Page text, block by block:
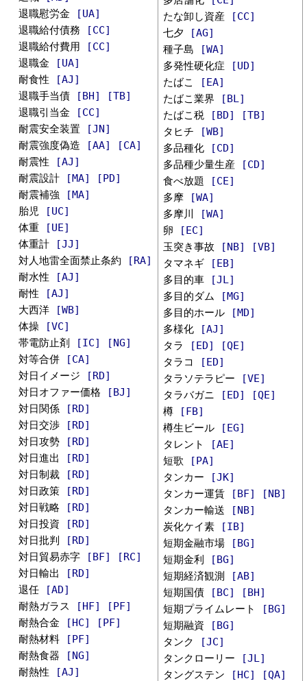
退職慰労金
[UA]
退職給付債務
[CC]
退職給付費用
[CC]
退職金
[UA]
耐食性
[AJ]
退職手当債
[BH]
[TB]
退職引当金
[CC]
耐震安全装置
[JN]
耐震強度偽造
[AA]
[CA]
耐震性
[AJ]
耐震設計
[MA]
[PD]
耐震補強
[MA]
胎児
[UC]
体重
[UE]
体重計
[JJ]
対人地雷全面禁止条約
[RA]
耐水性
[AJ]
耐性
[AJ]
大西洋
[WB]
体操
[VC]
帯電防止剤
[IC]
[NG]
対等合併
[CA]
対日イメージ
[RD]
対日オファー価格
[BJ]
対日関係
[RD]
対日交渉
[RD]
対日攻勢
[RD]
対日進出
[RD]
対日制裁
[RD]
対日政策
[RD]
対日戦略
[RD]
対日投資
[RD]
対日批判
[RD]
対日貿易赤字
[BF]
[RC]
対日輸出
[RD]
退任
[AD]
耐熱ガラス
[HF]
[PF]
耐熱合金
[HC]
[PF]
耐熱材料
[PF]
耐熱食器
[NG]
耐熱性
[AJ]
たな卸し資産
[CC]
七夕
[AG]
種子島
[WA]
多発性硬化症
[UD]
たばこ
[EA]
たばこ業界
[BL]
たばこ税
[BD]
[TB]
タヒチ
[WB]
多品種化
[CD]
多品種少量生産
[CD]
食べ放題
[CE]
多摩
[WA]
多摩川
[WA]
卵
[EC]
玉突き事故
[NB]
[VB]
タマネギ
[EB]
多目的車
[JL]
多目的ダム
[MG]
多目的ホール
[MD]
多様化
[AJ]
タラ
[ED]
[QE]
タラコ
[ED]
タラソテラピー
[VE]
タラバガニ
[ED]
[QE]
樽
[FB]
樽生ビール
[EG]
タレント
[AE]
短歌
[PA]
タンカー
[JK]
タンカー運賃
[BF]
[NB]
タンカー輸送
[NB]
炭化ケイ素
[IB]
短期金融市場
[BG]
短期金利
[BG]
短期経済観測
[AB]
短期国債
[BC]
[BH]
短期プライムレート
[BG]
短期融資
[BG]
タンク
[JC]
タンクローリー
[JL]
タングステン
[HC]
[QA]